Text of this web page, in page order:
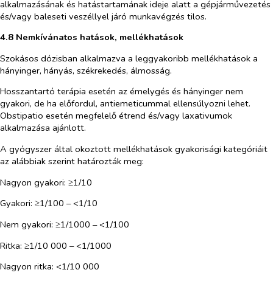
alkalmazásának és hatástartamának ideje alatt a gépjárművezetés
és/vagy baleseti veszéllyel járó munkavégzés tilos.
4.8 Nemkívánatos hatások, mellékhatások
Szokásos dózisban alkalmazva a leggyakoribb mellékhatások a
hányinger, hányás, székrekedés, álmosság.
Hosszantartó terápia esetén az émelygés és hányinger nem
gyakori, de ha előfordul, antiemeticummal ellensúlyozni lehet.
Obstipatio esetén megfelelő étrend és/vagy laxativumok
alkalmazása ajánlott.
A gyógyszer által okoztott mellékhatások gyakorisági kategóriáit
az alábbiak szerint határozták meg:
Nagyon gyakori: ≥1/10
Gyakori: ≥1/100 – <1/10
Nem gyakori: ≥1/1000 – <1/100
Ritka: ≥1/10 000 – <1/1000
Nagyon ritka: <1/10 000